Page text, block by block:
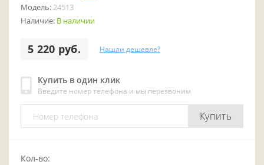
Модель:24513
Наличие: В наличии
5 220 руб. Нашли дешевле?
Купить в один клик
Введите номер телефона и мы перезвоним
Купить
Кол-во: